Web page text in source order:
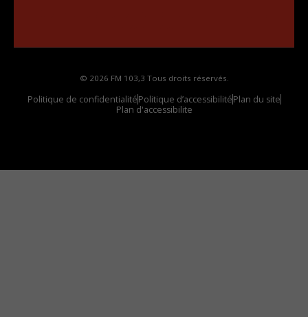
© 2026 FM 103,3 Tous droits réservés.
Politique de confidentialitéPolitique d’accessibilitéPlan du site
Plan d'accessibilite